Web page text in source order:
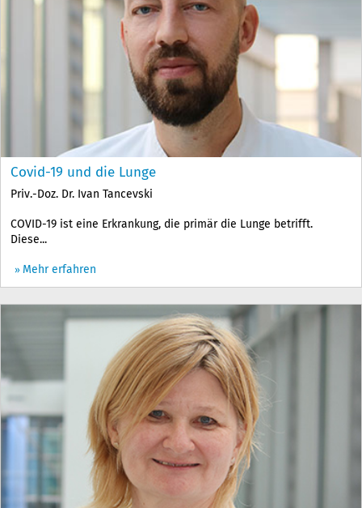
Covid-19 und die Lunge
Priv.-Doz. Dr. Ivan Tancevski
COVID-19 ist eine Erkrankung, die primär die Lunge betrifft.
Diese...
Mehr erfahren